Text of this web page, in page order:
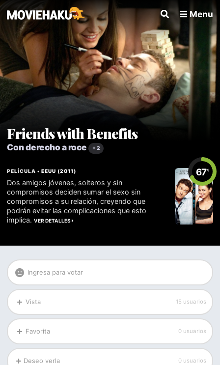
Menu
Friends with Benefits
Con derecho a roce + 2
67%
PELÍCULA •EEUU (2011)
Dos amigos jóvenes, solteros y sin
compromisos deciden sumar el sexo sin
compromisos a su relación, creyendo que
podrán evitar las complicaciones que esto
implica.VER DETALLES
Ingresa para votar
Vista 15 usuarios
Favorita 0 usuarios
Deseo verla 0 usuarios